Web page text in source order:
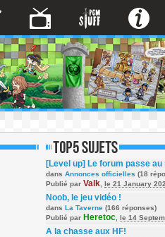
[Level up] Le forum passe au
dans Annonces officielles (18
Publié par Valk le 21 January
Noob, le jeu vidéo !
dans La Taverne (166 réponses)
Publié par Heretoc le 14
A la chasse aux HF!